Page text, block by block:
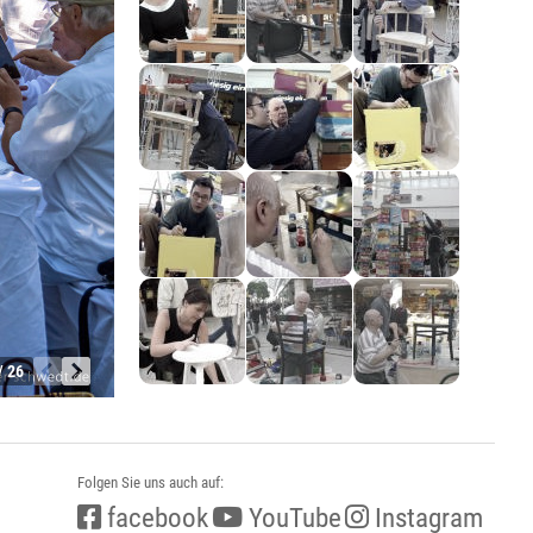
26
Folgen Sie uns auch auf:
facebook YouTube Instagram